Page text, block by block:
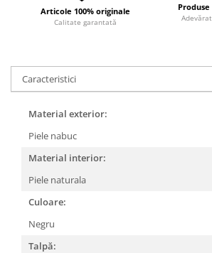
Articole 100% originale
Calitate garantată
Caracteristici
Material exterior:
Piele nabuc
Material interior:
Piele naturala
Culoare:
Negru
Talpă: